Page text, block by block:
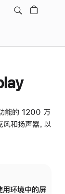
能的 1200 万
和扬声器，以
用环境中的屏